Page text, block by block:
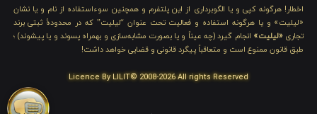
اخطار! هرگونه کپی و یا الگوبرداری از این پلتفرم و همچنین سوءاستفاده از نام و یا نشان
«لیلیت» و یا هرگونه استفاده و فعالیت تحت عنوان “لیلیت” که در محدودهٔ ثبتی برند
تجاری «لیلیت» انجام گیرد (چه عیناً و یا بصورت مشابه‌سازی و بهمراه پسوند و یا پیشوند) ؛
طبق قانون ممنوع است و متعاقباً پیگرد قانونی و قضایی خواهد داشت!
Licence By LILIT© 2008-2026 All rights Reserved